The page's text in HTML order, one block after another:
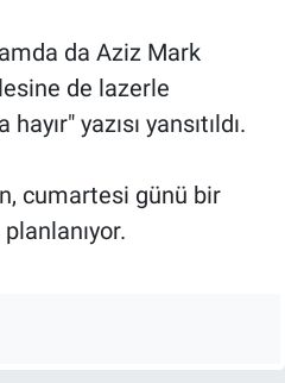
da Aziz Mark
de lazerle
yazısı yansıtıldı.
cumartesi günü bir